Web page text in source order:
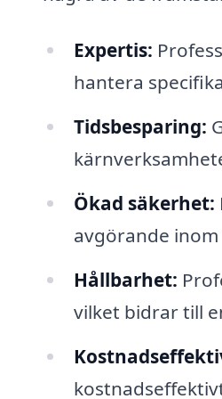
Expertis:
hantera
Tidsbesparing:
Ökad säkerhet:
avgörande
Hållbarhet:
vilket bidrar till